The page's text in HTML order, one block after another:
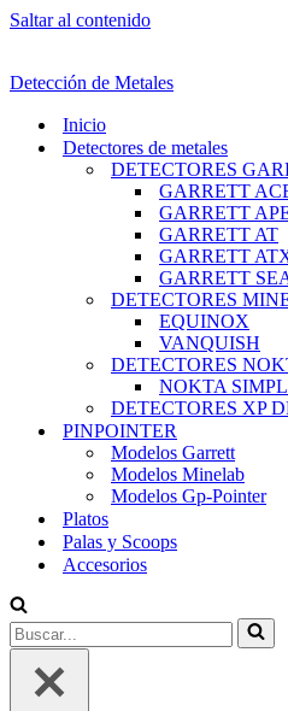
Saltar al contenido
Detección de Metales
Inicio
Detectores de metales
DETECTORES
GARRETT
GARRETT
GARRETT AT
GARRETT
GARRETT
DETECTORES
EQUINOX
VANQUISH
DETECTORES
NOKTA
DETECTORES XP
PINPOINTER
Modelos Garrett
Modelos Minelab
Modelos Gp-Pointer
Platos
Palas y Scoops
Accesorios
Buscar...